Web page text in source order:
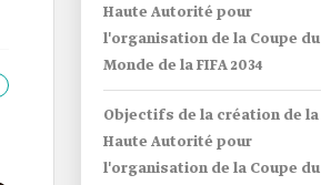
Haute Autorité pour
l'organisation de la Coupe du
Monde de la FIFA 2034
Objectifs de la création de la
Haute Autorité pour
l'organisation de la Coupe du